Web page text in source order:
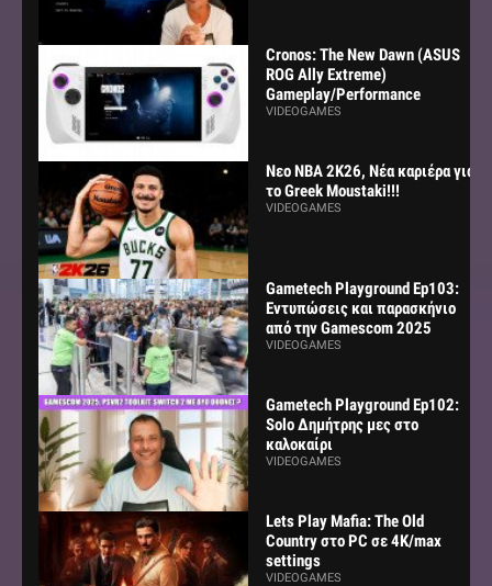
Cronos: The New Dawn (ASUS
ROG Ally Extreme)
Gameplay/Performance
VIDEOGAMES
Νεο NBA 2K26, Νέα καριέρα για
το Greek Moustaki!!!
VIDEOGAMES
Gametech Playground Ep103:
Εντυπώσεις και παρασκήνιο
από την Gamescom 2025
VIDEOGAMES
Gametech Playground Ep102:
Solo Δημήτρης μες στο
καλοκαίρι
VIDEOGAMES
Lets Play Mafia: The Old
Country στο PC σε 4K/max
settings
VIDEOGAMES